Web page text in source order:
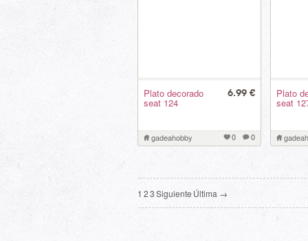
Plato decorado
seat 124
6.99 €
gadeahobby 0 0
Plato
seat
1 23Siguiente Última →